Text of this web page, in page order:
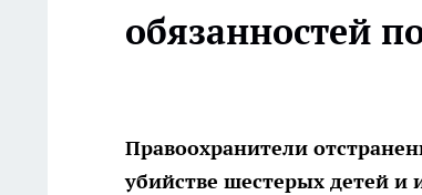
обязанностей
Правоохранители
убийстве шестерых детей и